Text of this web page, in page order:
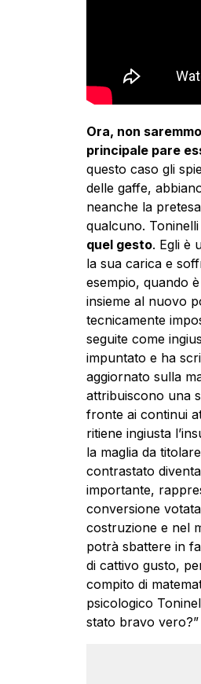
Ora, non
principale pare
questo caso gli
delle gaffe,
neanche la
qualcuno.
quel gesto. Egli è
la sua carica e
esempio, quando
insieme al nuovo
tecnicamente
seguite come
impuntato e ha
aggiornato sulla
attribuiscono una
fronte ai continui
ritiene ingiusta
la maglia da
contrastato
importante,
conversione
costruzione e nel
potrà sbattere in
di cattivo gusto,
compito di
psicologico
stato bravo vero?”